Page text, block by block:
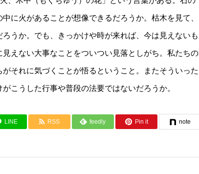
に火があることが想像できるだろうか。枯木を見て、
うか。でも、きっかけや時が来れば、今は見えないも
えない大事なことをついつい見落としがち。私たちの
それに気づくことが悟るということ。またそういった
こうした行事や普段の法要ではないだろうか。
LINE RSS feedly Pin it note